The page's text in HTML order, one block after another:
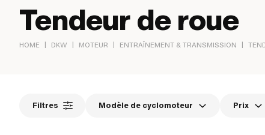
Tendeur de roue
HOME | DKW | MOTEUR | ENTRAÎNEMENT & TRANSMISSION |
Filtres Modèle de cyclomoteur Prix